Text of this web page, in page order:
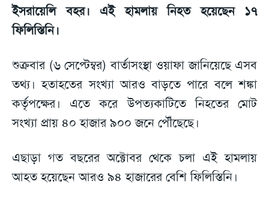
ইসরায়েলি বহর। এই হামলায় নিহত হয়েছেন ১৭
ফিলিস্তিনি।
শুক্রবার (৬ সেপ্টেম্বর) বার্তাসংস্থা ওয়াফা জানিয়েছে এসব
তথ্য। হতাহতের সংখ্যা আরও বাড়তে পারে বলে শঙ্কা
কর্তৃপক্ষের। এতে করে উপত্যকাটিতে নিহতের মোট
সংখ্যা প্রায় ৪০ হাজার ৯০০ জনে পৌঁছেছে।
এছাড়া গত বছরের অক্টোবর থেকে চলা এই হামলায়
আহত হয়েছেন আরও ৯৪ হাজারের বেশি ফিলিস্তিনি।